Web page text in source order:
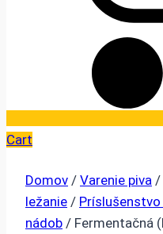
Cart
Domov / Varenie piva /
ležanie / Príslušenstvo
nádob / Fermentačná